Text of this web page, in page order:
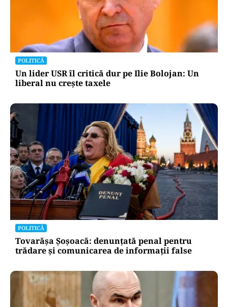
Megayahtul Amadea, confiscat de americani de
la un oligarh rus, a fost scos la vânzare. Noul
proprietar a scos din conturi 187 de milioane de
dolari
POLITICĂ
Un lider USR îl critică dur pe Ilie Bolojan: Un
liberal nu crește taxele